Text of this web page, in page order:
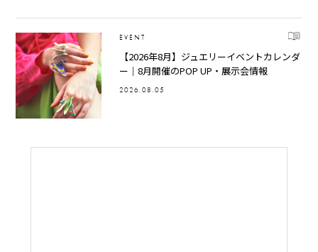
EVENT
【2026年8月】ジュエリーイベントカレンダ
ー｜8月開催のPOP UP・展示会情報
2026.08.05